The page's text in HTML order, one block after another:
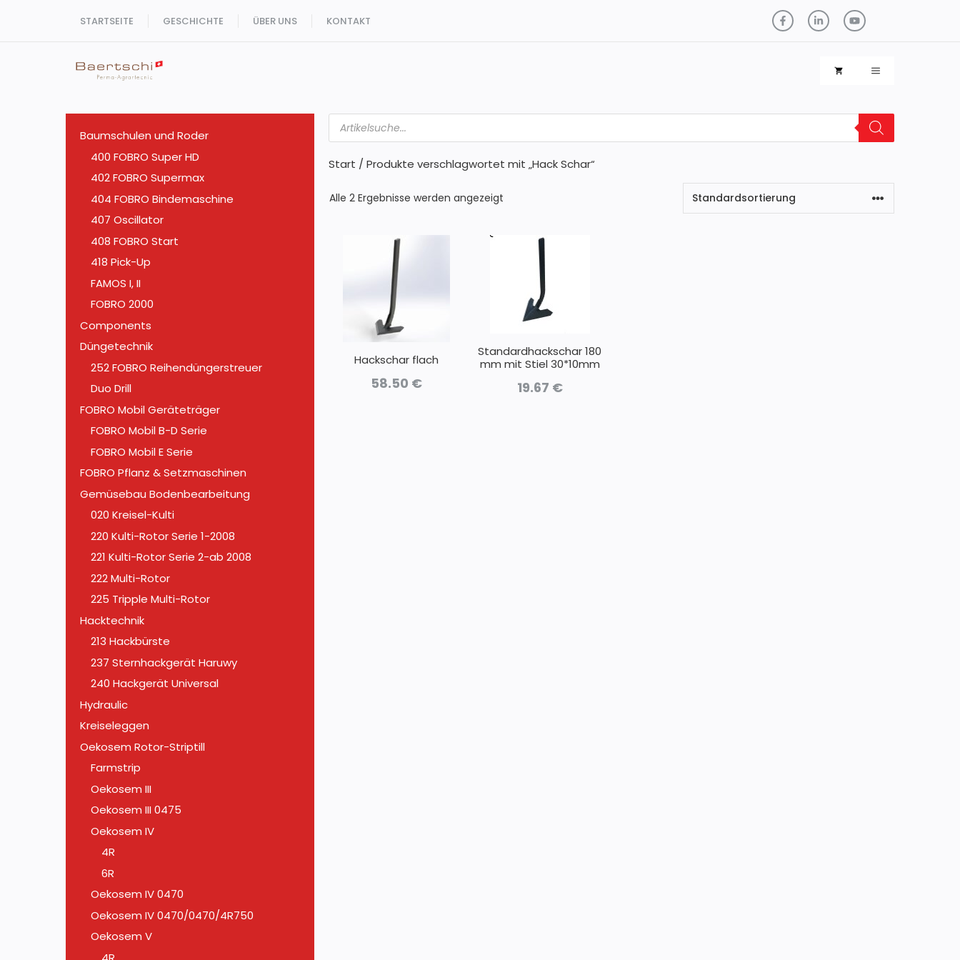
STARTSEITE GESCHICHTE ÜBER UNS KONTAKT
Products
search
Start / Produkte verschlagwortet mit „Hack Schar“
Alle 2 Ergebnisse werden angezeigt
Hackschar flach
58.50 €
Standardhackschar 180
mm mit Stiel 30*10mm
19.67 €
Baumschulen und Roder
400 FOBRO Super HD
402 FOBRO Supermax
404 FOBRO Bindemaschine
407 Oscillator
408 FOBRO Start
418 Pick-Up
FAMOS I, II
FOBRO 2000
Components
Düngetechnik
252 FOBRO Reihendüngerstreuer
Duo Drill
FOBRO Mobil Geräteträger
FOBRO Mobil B-D Serie
FOBRO Mobil E Serie
FOBRO Pflanz & Setzmaschinen
Gemüsebau Bodenbearbeitung
020 Kreisel-Kulti
220 Kulti-Rotor Serie 1-2008
221 Kulti-Rotor Serie 2-ab 2008
222 Multi-Rotor
225 Tripple Multi-Rotor
Hacktechnik
213 Hackbürste
237 Sternhackgerät Haruwy
240 Hackgerät Universal
Hydraulic
Kreiseleggen
Oekosem Rotor-Striptill
Farmstrip
Oekosem III
Oekosem III 0475
Oekosem IV
4R
6R
Oekosem IV 0470
Oekosem IV 0470/0470/4R750
Oekosem V